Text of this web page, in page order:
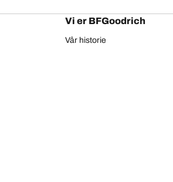
Vi er BFGoodrich
Vår historie